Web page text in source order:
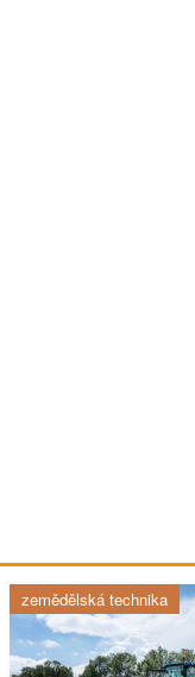
zemědělská technika